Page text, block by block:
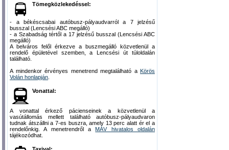
Tömegközlekedéssel:
- a békéscsabai autóbusz-pályaudvarról a 7 jelzésű
busszal (Lencsési ABC megálló)
- a Szabadság tértől a 17 jelzésű busszal (Lencsési ABC
megálló)
A belváros felől érkezve a buszmegálló közvetlenül a
rendelő épületével szemben, a Lencsési út túloldalán
található.
A mindenkor érvényes menetrend megtalálható a Körös
Volán honlapján
Vonattal:
A vonattal érkező pácienseinek a közvetlenül a
vasútállomás mellett található autóbusz-pályaudvaron
tudnak átszállni a 7-es buszra, amely 13 perc alatt ér el a
rendelőnkig. A menetrendről aMÁV hivatalos oldalán
tájékozódhat.